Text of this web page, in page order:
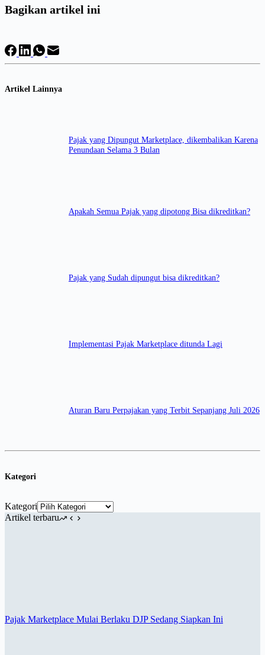
Bagikan artikel ini
Artikel Lainnya
Pajak yang Dipungut Marketplace, dikembalikan Karena
Penundaan Selama 3 Bulan
Apakah Semua Pajak yang dipotong Bisa dikreditkan?
Pajak yang Sudah dipungut bisa dikreditkan?
Implementasi Pajak Marketplace ditunda Lagi
Aturan Baru Perpajakan yang Terbit Sepanjang Juli 2026
Kategori
Kategori
Artikel terbaru
Pajak Marketplace Mulai Berlaku DJP Sedang Siapkan Ini